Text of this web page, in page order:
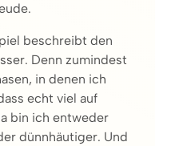
beschreibt den
Denn zumindest
in denen ich
echt viel auf
bin ich entweder
dünnhäutiger. Und